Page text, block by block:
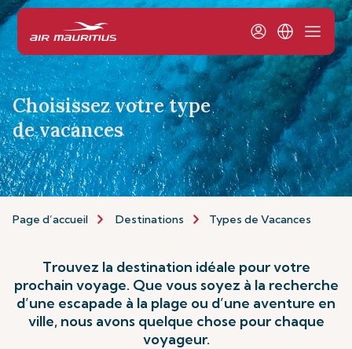
Choisissez votre type
de vacances
Page d’accueil Destinations Types de Vacances
Trouvez la destination idéale pour votre
prochain voyage. Que vous soyez à la recherche
d’une escapade à la plage ou d’une aventure en
ville, nous avons quelque chose pour chaque
voyageur.